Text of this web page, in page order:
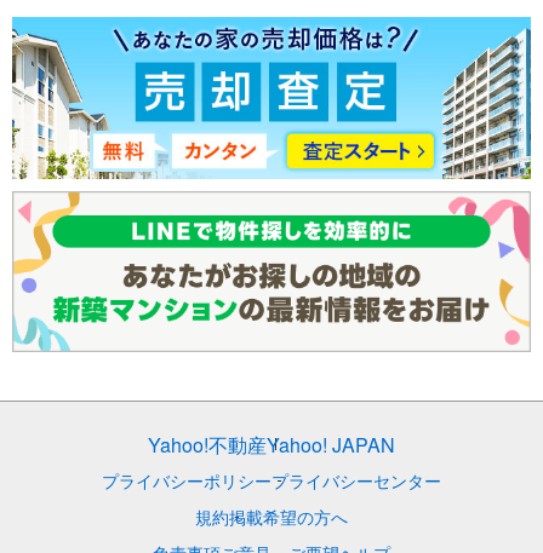
Yahoo!不動産Yahoo! JAPAN
プライバシーポリシープライバシーセンター
規約掲載希望の方へ